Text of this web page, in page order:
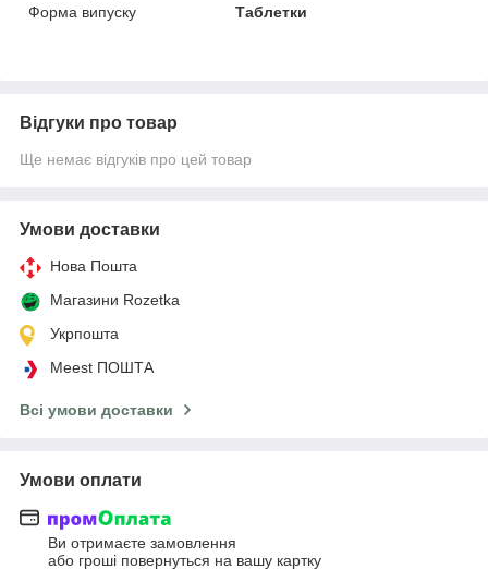
Форма випуску
Таблетки
Відгуки про товар
Ще немає відгуків про цей товар
Умови доставки
Нова Пошта
Магазини Rozetka
Укрпошта
Meest ПОШТА
Всі умови доставки
Умови оплати
Ви отримаєте замовлення
або гроші повернуться на вашу картку